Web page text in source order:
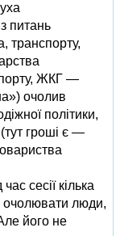
питань
транспорту,
ЖКГ —
очолив
політики,
гроші є —
сесії кілька
очолювати люди,
його не